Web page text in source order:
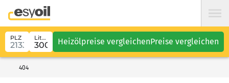
PLZ Liter Heizölpreise vergleichenPreise vergleichen
404